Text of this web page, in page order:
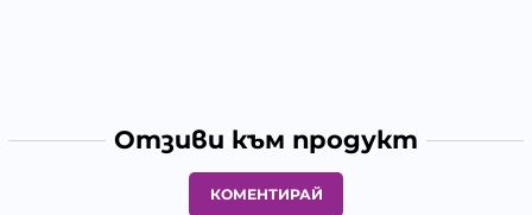
Отзиви към продукт
КОМЕНТИРАЙ